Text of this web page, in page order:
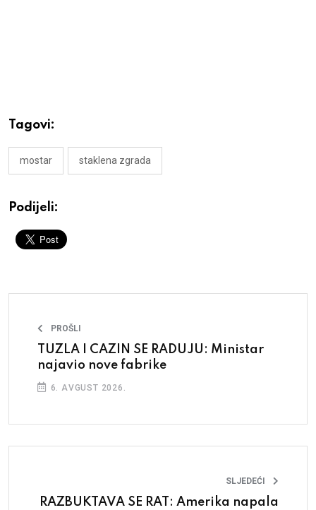
Tagovi:
mostar staklena zgrada
Podijeli:
PROŠLI
TUZLA I CAZIN SE RADUJU: Ministar
najavio nove fabrike
6. AVGUST 2026.
SLJEDEĆI
RAZBUKTAVA SE RAT: Amerika napala